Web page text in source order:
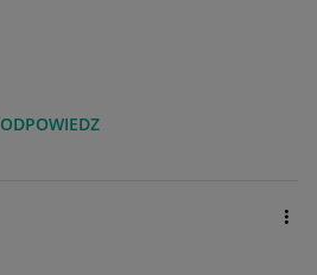
ODPOWIEDZ